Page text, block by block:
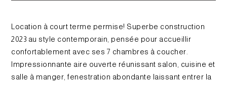
Location à court terme permise! Superbe construction
2023 au style contemporain, pensée pour accueillir
confortablement avec ses 7 chambres à coucher.
Impressionnante aire ouverte réunissant salon, cuisine et
salle à manger, fenestration abondante laissant entrer la